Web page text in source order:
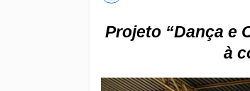
Projeto “Dança e
à